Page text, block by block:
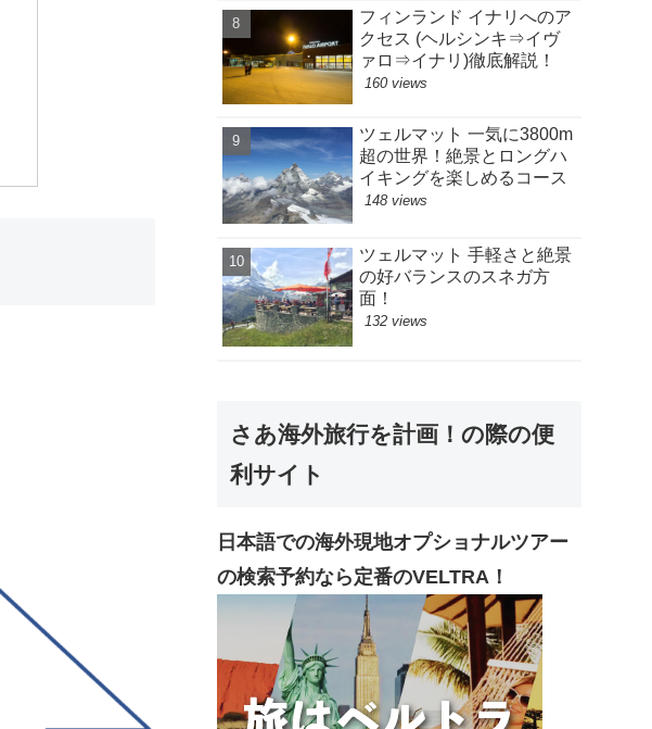
フィンランド イナリへのア
クセス (ヘルシンキ⇒イヴ
ァロ⇒イナリ)徹底解説！
160 views
ツェルマット 一気に3800m
超の世界！絶景とロングハ
イキングを楽しめるコース
148 views
ツェルマット 手軽さと絶景
の好バランスのスネガ方
面！
132 views
さあ海外旅行を計画！の際の便
利サイト
日本語での海外現地オプショナルツアー
の検索予約なら定番のVELTRA！